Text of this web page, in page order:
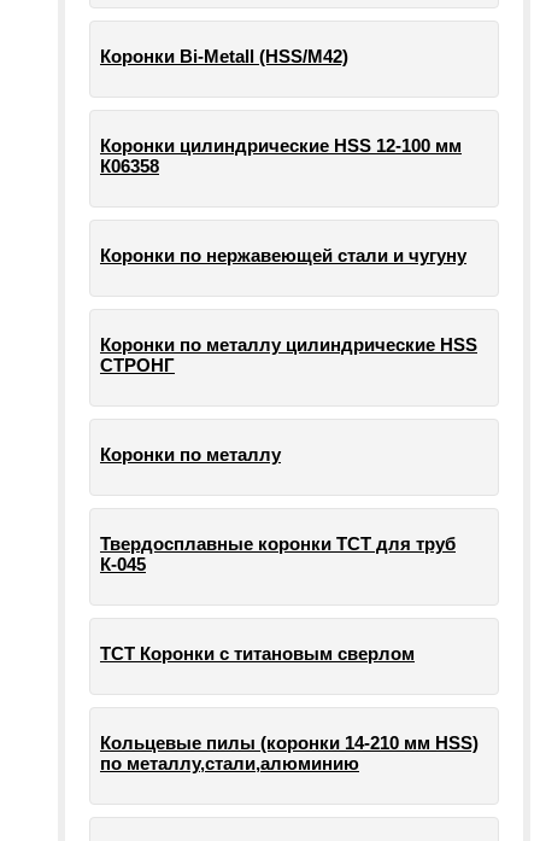
Коронки Bi-Metall (HSS/М42)
Коронки цилиндрические HSS 12-100 мм
К06358
Коронки по нержавеющей стали и чугуну
Коронки по металлу цилиндрические HSS
СТРОНГ
Коронки по металлу
Твердосплавные коронки ТСТ для труб
К-045
ТСТ Коронки с титановым сверлом
Кольцевые пилы (коронки 14-210 мм HSS)
по металлу,стали,алюминию